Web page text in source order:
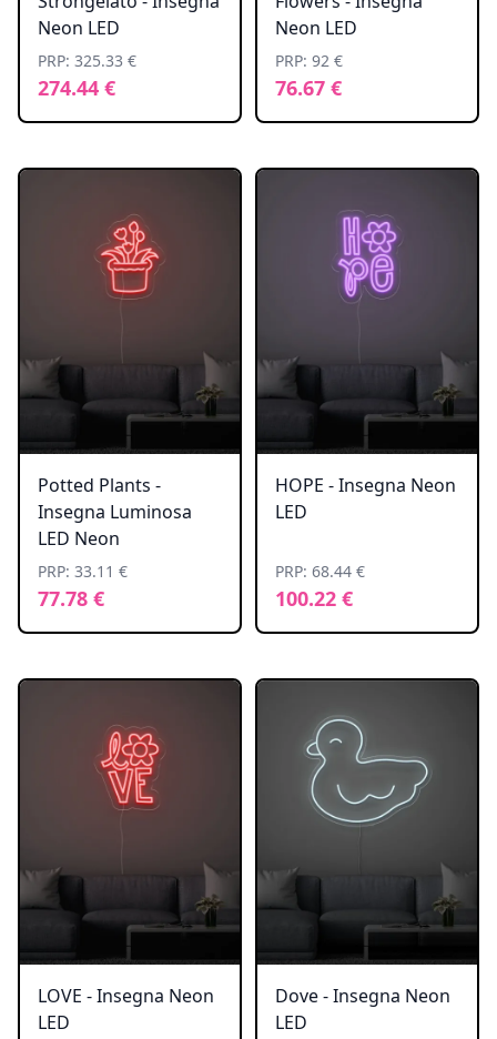
Neon LED
PRP: 325.33 €
274.44 €
Neon LED
PRP: 92 €
76.67 €
Potted Plants -
Insegna Luminosa
LED Neon
PRP: 33.11 €
77.78 €
HOPE - Insegna Neon
LED
PRP: 68.44 €
100.22 €
LOVE - Insegna Neon
LED
Dove - Insegna Neon
LED